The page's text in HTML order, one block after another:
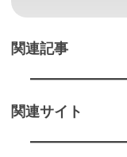
関連記事
関連サイト